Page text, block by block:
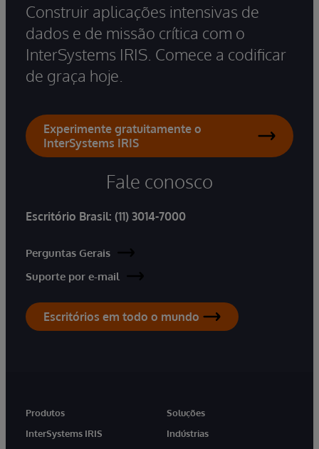
Construir aplicações intensivas de
dados e de missão crítica com o
InterSystems IRIS. Comece a codificar
de graça hoje.
Experimente gratuitamente o
InterSystems IRIS
Fale conosco
Escritório Brasil: (11) 3014-7000
Perguntas Gerais
Suporte por e-mail
Escritórios em todo o mundo
Produtos
InterSystems IRIS
Soluções
Indústrias